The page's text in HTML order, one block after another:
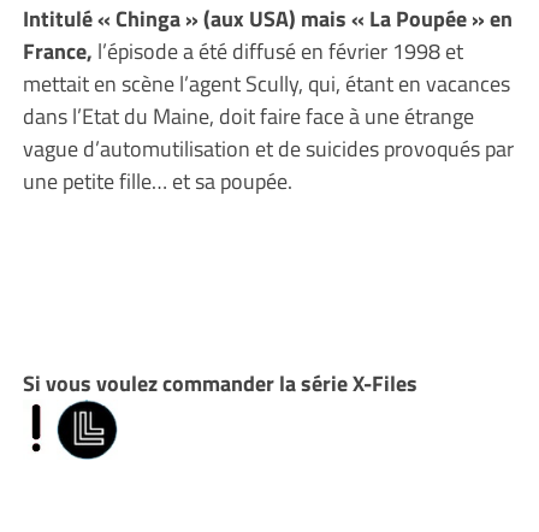
Intitulé « Chinga » (aux USA) mais « La Poupée » en
France, l’épisode a été diffusé en février 1998 et
mettait en scène l’agent Scully, qui, étant en vacances
dans l’Etat du Maine, doit faire face à une étrange
vague d’automutilisation et de suicides provoqués par
une petite fille… et sa poupée.
Si vous voulez commander la série X-Files